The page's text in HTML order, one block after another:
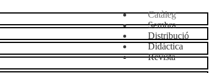
Catàleg
Sembra
Distribució
Didàctica
Revista